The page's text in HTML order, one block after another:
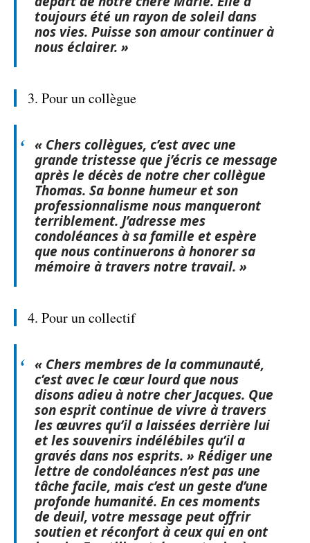
toujours été un rayon de soleil dans
nos vies. Puisse son amour continuer à
nous éclairer. »
3. Pour un collègue
« Chers collègues, c’est avec une
grande tristesse que j’écris ce message
après le décès de notre cher collègue
Thomas. Sa bonne humeur et son
professionnalisme nous manqueront
terriblement. J’adresse mes
condoléances à sa famille et espère
que nous continuerons à honorer sa
mémoire à travers notre travail. »
4. Pour un collectif
« Chers membres de la communauté,
c’est avec le cœur lourd que nous
disons adieu à notre cher Jacques. Que
son esprit continue de vivre à travers
les œuvres qu’il a laissées derrière lui
et les souvenirs indélébiles qu’il a
gravés dans nos esprits. » Rédiger une
lettre de condoléancesn’est pas une
tâche facile, mais c’est un geste d’une
profonde humanité. En ces moments
de deuil, votre message peut offrir
soutien et réconfort à ceux qui en ont